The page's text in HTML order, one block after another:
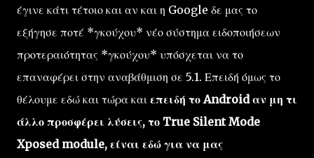
έγινε κάτι τέτοιο και αν και η Google δε μας το
εξήγησε ποτέ *γκούχου* νέο σύστημα ειδοποιήσεων
προτεραιότητας *γκούχου* υπόσχεται να το
επαναφέρει στην αναβάθμιση σε 5.1. Επειδή όμως το
θέλουμε εδώ και τώρα και επειδή το Android αν μη τι
άλλο προσφέρει λύσεις, το True Silent Mode
Xposed module, είναι εδώ για να μας